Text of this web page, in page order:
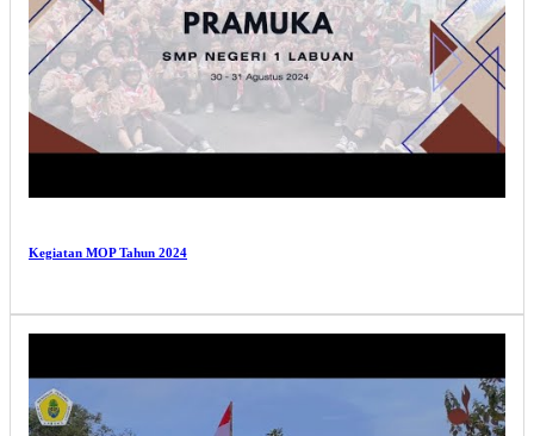
Kegiatan MOP Tahun 2024